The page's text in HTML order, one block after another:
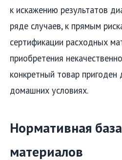
к искажению результатов
ряде случаев, к прямым
сертификации расходных
приобретения
конкретный товар пригоден
домашних условиях.
Нормативная
материалов